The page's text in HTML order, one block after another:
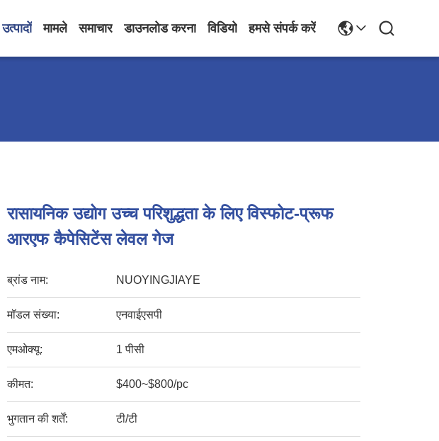
उत्पादों मामले समाचार डाउनलोड करना विडियो हमसे संपर्क करें
रासायनिक उद्योग उच्च परिशुद्धता के लिए विस्फोट-प्रूफ
आरएफ कैपेसिटेंस लेवल गेज
ब्रांड नाम: NUOYINGJIAYE
मॉडल संख्या: एनवाईएसपी
एमओक्यू: 1 पीसी
कीमत: $400~$800/pc
भुगतान की शर्तें: टी/टी